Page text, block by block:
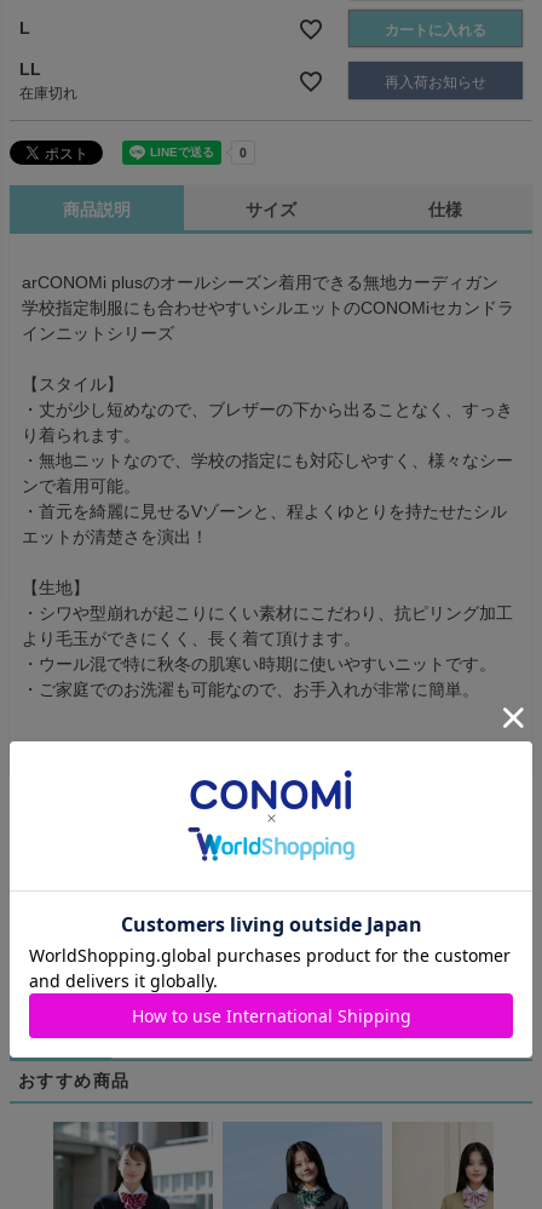
L カートに入れる
LL
在庫切れ
再入荷お知らせ
商品説明 サイズ 仕様
arCONOMi plusのオールシーズン着用できる無地カーディガン
学校指定制服にも合わせやすいシルエットのCONOMiセカンドラ
インニットシリーズ
【スタイル】
・丈が少し短めなので、ブレザーの下から出ることなく、すっき
り着られます。
・無地ニットなので、学校の指定にも対応しやすく、様々なシー
ンで着用可能。
・首元を綺麗に見せるVゾーンと、程よくゆとりを持たせたシル
エットが清楚さを演出！
【生地】
・シワや型崩れが起こりにくい素材にこだわり、抗ピリング加工
より毛玉ができにくく、長く着て頂けます。
・ウール混で特に秋冬の肌寒い時期に使いやすいニットです。
・ご家庭でのお洗濯も可能なので、お手入れが非常に簡単。
商品についてのお問い合わせ
おすすめ商品